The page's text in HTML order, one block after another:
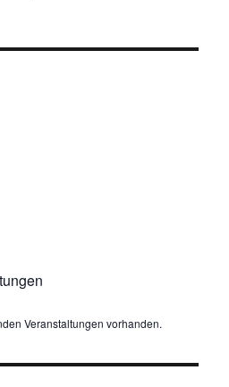
Veranstaltungen vorhanden.